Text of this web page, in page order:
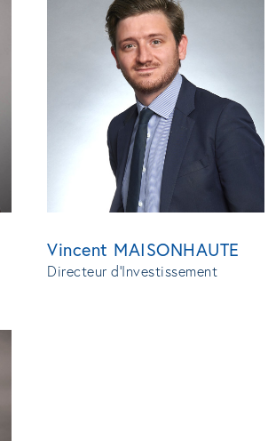
Vincent MAISONHAUTE
Directeur d'Investissement